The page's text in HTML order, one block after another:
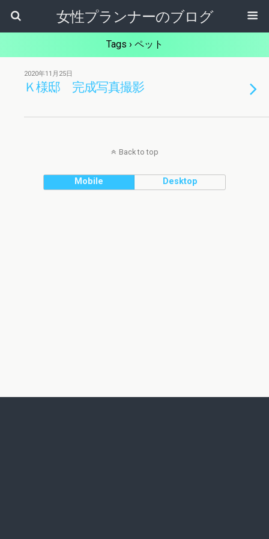
女性プランナーのブログ
Tags › ペット
2020年11月25日
Ｋ様邸 完成写真撮影
Back to top
Mobile Desktop